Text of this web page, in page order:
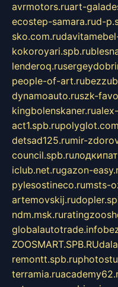
avrmotors.ruart-
ecostep-samara.rud-
sko.com.ru
kokoroyari.spb.ru
lenderoq.ru
people-of-art.ru
dynamoauto.ruszk-
kingbolenskaner.ru
act1.spb.ru
detsad125.rumir-
council.spb.ru
iclub.net.rugazon-
pylesostineco.rumsts-
artemovskij.ru
ndm.msk.ru
globalautotrade.info
ZOOSMART.SPB.RU
remontt.spb.ru
terramia.ru